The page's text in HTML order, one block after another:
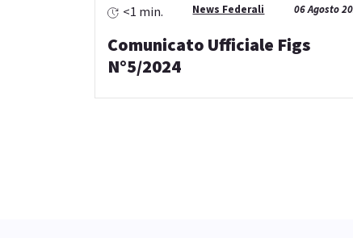
06 Agosto
News Federali
<1 min.
Comunicato Ufficiale Figs
N°5/2024